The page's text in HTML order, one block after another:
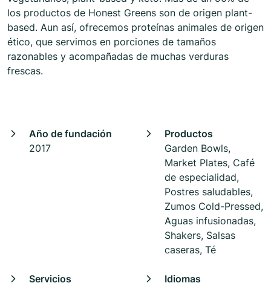
los productos de Honest Greens son de origen plant-
based. Aun así, ofrecemos proteínas animales de origen
ético, que servimos en porciones de tamaños
razonables y acompañadas de muchas verduras
frescas.
Año de fundación
2017
Productos
Garden Bowls,
Market Plates, Café
de especialidad,
Postres saludables,
Zumos Cold-Pressed,
Aguas infusionadas,
Shakers, Salsas
caseras, Té
Servicios
Idiomas